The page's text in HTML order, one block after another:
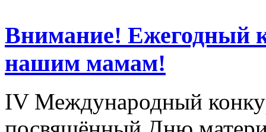
Внимание! Ежегодный
нашим мамам!
IV Международный